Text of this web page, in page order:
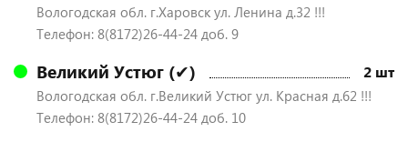
Вологодская обл. г.Харовск ул. Ленина д.32 !!!
Телефон: 8(8172)26-44-24 доб. 9
Великий Устюг (✔) 2 шт
Вологодская обл. г.Великий Устюг ул. Красная д.62 !!!
Телефон: 8(8172)26-44-24 доб. 10